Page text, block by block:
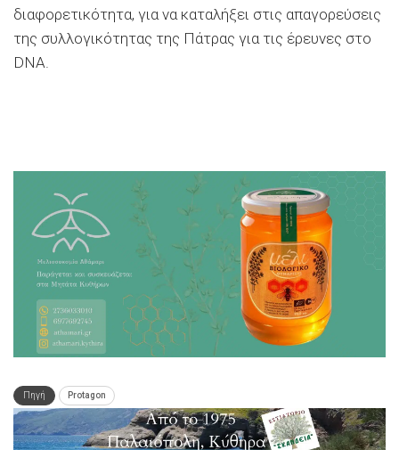
διαφορετικότητα, για να καταλήξει στις απαγορεύσεις
της συλλογικότητας της Πάτρας για τις έρευνες στο
DNA.
Πηγή Protagon